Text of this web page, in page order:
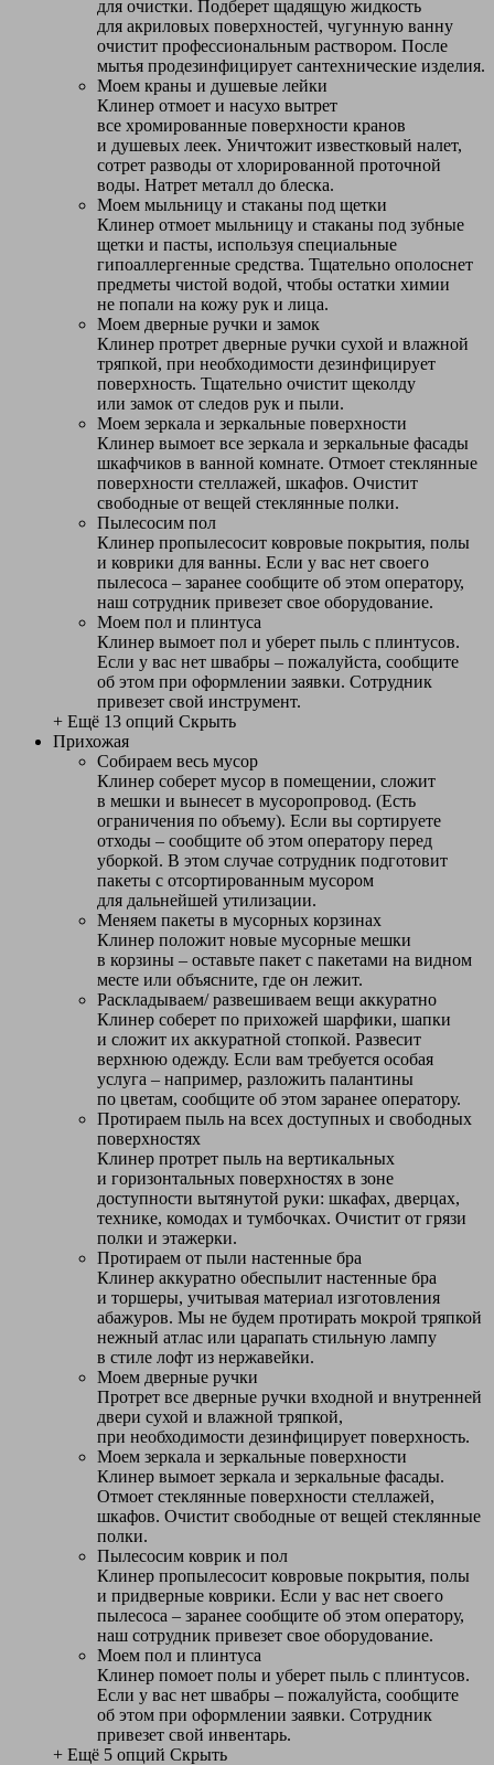
для очистки. Подберет щадящую жидкость
для акриловых поверхностей, чугунную ванну
очистит профессиональным раствором. После
мытья продезинфицирует сантехнические изделия.
Моем краны и душевые лейки
Клинер отмоет и насухо вытрет
все хромированные поверхности кранов
и душевых леек. Уничтожит известковый налет,
сотрет разводы от хлорированной проточной
воды. Натрет металл до блеска.
Моем мыльницу и стаканы под щетки
Клинер отмоет мыльницу и стаканы под зубные
щетки и пасты, используя специальные
гипоаллергенные средства. Тщательно ополоснет
предметы чистой водой, чтобы остатки химии
не попали на кожу рук и лица.
Моем дверные ручки и замок
Клинер протрет дверные ручки сухой и влажной
тряпкой, при необходимости дезинфицирует
поверхность. Тщательно очистит щеколду
или замок от следов рук и пыли.
Моем зеркала и зеркальные поверхности
Клинер вымоет все зеркала и зеркальные фасады
шкафчиков в ванной комнате. Отмоет стеклянные
поверхности стеллажей, шкафов. Очистит
свободные от вещей стеклянные полки.
Пылесосим пол
Клинер пропылесосит ковровые покрытия, полы
и коврики для ванны. Если у вас нет своего
пылесоса – заранее сообщите об этом оператору,
наш сотрудник привезет свое оборудование.
Моем пол и плинтуса
Клинер вымоет пол и уберет пыль с плинтусов.
Если у вас нет швабры – пожалуйста, сообщите
об этом при оформлении заявки. Сотрудник
привезет свой инструмент.
+ Ещё 13 опций Скрыть
Прихожая
Собираем весь мусор
Клинер соберет мусор в помещении, сложит
в мешки и вынесет в мусоропровод. (Есть
ограничения по объему). Если вы сортируете
отходы – сообщите об этом оператору перед
уборкой. В этом случае сотрудник подготовит
пакеты с отсортированным мусором
для дальнейшей утилизации.
Меняем пакеты в мусорных корзинах
Клинер положит новые мусорные мешки
в корзины – оставьте пакет с пакетами на видном
месте или объясните, где он лежит.
Раскладываем/ развешиваем вещи аккуратно
Клинер соберет по прихожей шарфики, шапки
и сложит их аккуратной стопкой. Развесит
верхнюю одежду. Если вам требуется особая
услуга – например, разложить палантины
по цветам, сообщите об этом заранее оператору.
Протираем пыль на всех доступных и свободных
поверхностях
Клинер протрет пыль на вертикальных
и горизонтальных поверхностях в зоне
доступности вытянутой руки: шкафах, дверцах,
технике, комодах и тумбочках. Очистит от грязи
полки и этажерки.
Протираем от пыли настенные бра
Клинер аккуратно обеспылит настенные бра
и торшеры, учитывая материал изготовления
абажуров. Мы не будем протирать мокрой тряпкой
нежный атлас или царапать стильную лампу
в стиле лофт из нержавейки.
Моем дверные ручки
Протрет все дверные ручки входной и внутренней
двери сухой и влажной тряпкой,
при необходимости дезинфицирует поверхность.
Моем зеркала и зеркальные поверхности
Клинер вымоет зеркала и зеркальные фасады.
Отмоет стеклянные поверхности стеллажей,
шкафов. Очистит свободные от вещей стеклянные
полки.
Пылесосим коврик и пол
Клинер пропылесосит ковровые покрытия, полы
и придверные коврики. Если у вас нет своего
пылесоса – заранее сообщите об этом оператору,
наш сотрудник привезет свое оборудование.
Моем пол и плинтуса
Клинер помоет полы и уберет пыль с плинтусов.
Если у вас нет швабры – пожалуйста, сообщите
об этом при оформлении заявки. Сотрудник
привезет свой инвентарь.
+ Ещё 5 опций Скрыть